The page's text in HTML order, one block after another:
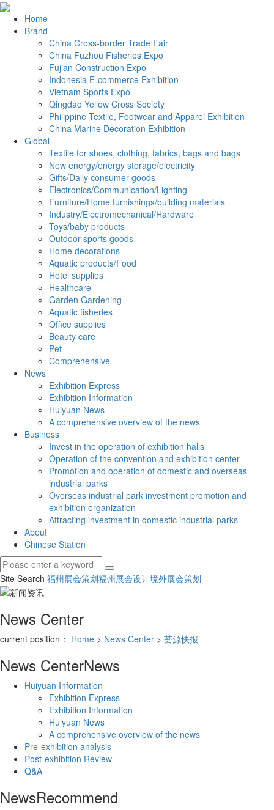
Home
Brand
China Cross-border Trade Fair
China Fuzhou Fisheries Expo
Fujian Construction Expo
Indonesia E-commerce Exhibition
Vietnam Sports Expo
Qingdao Yellow Cross Society
Philippine Textile, Footwear and Apparel Exhibition
China Marine Decoration Exhibition
Global
Textile for shoes, clothing, fabrics, bags and bags
New energy/energy storage/electricity
Gifts/Daily consumer goods
Electronics/Communication/Lighting
Furniture/Home furnishings/building materials
Industry/Electromechanical/Hardware
Toys/baby products
Outdoor sports goods
Home decorations
Aquatic products/Food
Hotel supplies
Healthcare
Garden Gardening
Aquatic fisheries
Office supplies
Beauty care
Pet
Comprehensive
News
Exhibition Express
Exhibition Information
Huiyuan News
A comprehensive overview of the news
Business
Invest in the operation of exhibition halls
Operation of the convention and exhibition center
Promotion and operation of domestic and overseas
industrial parks
Overseas industrial park investment promotion and
exhibition organization
Attracting investment in domestic industrial parks
About
Chinese Station
Site Search 福州展会策划福州展会设计境外展会策划
News Center
current position： Home > News Center > 荟源快报
News CenterNews
Huiyuan Information
Exhibition Express
Exhibition Information
Huiyuan News
A comprehensive overview of the news
Pre-exhibition analysis
Post-exhibition Review
Q&A
NewsRecommend